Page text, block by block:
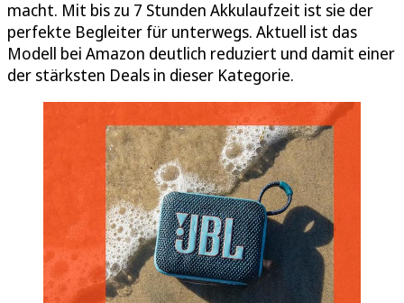
macht. Mit bis zu 7 Stunden Akkulaufzeit ist sie der
perfekte Begleiter für unterwegs. Aktuell ist das
Modell bei Amazon deutlich reduziert und damit einer
der stärksten Deals in dieser Kategorie.